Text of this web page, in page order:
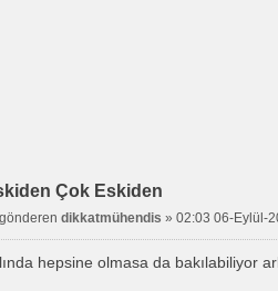
Çok Eskiden
M
s
gönderendikkatmühendis »02:03 06-Eylül-
hepsine olmasa da bakılabiliyor